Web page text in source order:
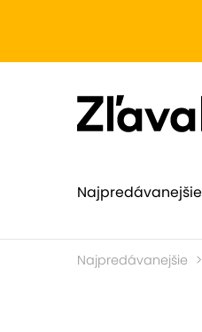
Najpredávanejšie
Najpredávanejšie